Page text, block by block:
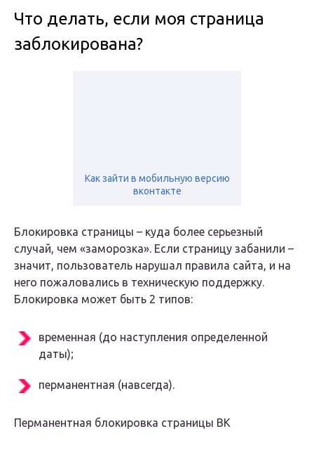
Что делать, если моя страница
заблокирована?
Как зайти в мобильную версию
вконтакте
Блокировка страницы – куда более серьезный
случай, чем «заморозка». Если страницу забанили –
значит, пользователь нарушал правила сайта, и на
него пожаловались в техническую поддержку.
Блокировка может быть 2 типов:
временная (до наступления определенной
даты);
перманентная (навсегда).
Перманентная блокировка страницы ВК